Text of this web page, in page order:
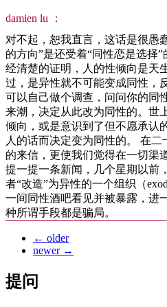
damien lu ：
对不起，恕我直言，这话是很愚
的方向”是还受着“同性恋是选择
经清楚的证明，人的性倾向是天
过，是异性就不可能变成同性，
可以自己做个调查，问问你的同
来潮，决定从此改为同性的。世
倾向，或是意识到了但不愿承认
人的话而决定变为同性的。 在
的来信，更使我们觉得在一切渠
提一提一条新闻，几个星期以前
者“改造”为异性的一个组织（
一间同性酒吧看见并被暴露，进
种所谓手段都是骗局。
← older
newer →
提问